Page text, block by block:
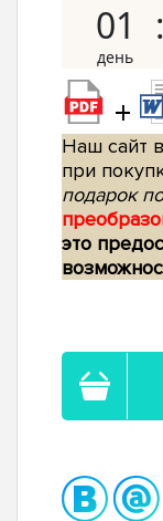
01
+
Наш сайт
при
подарок
это